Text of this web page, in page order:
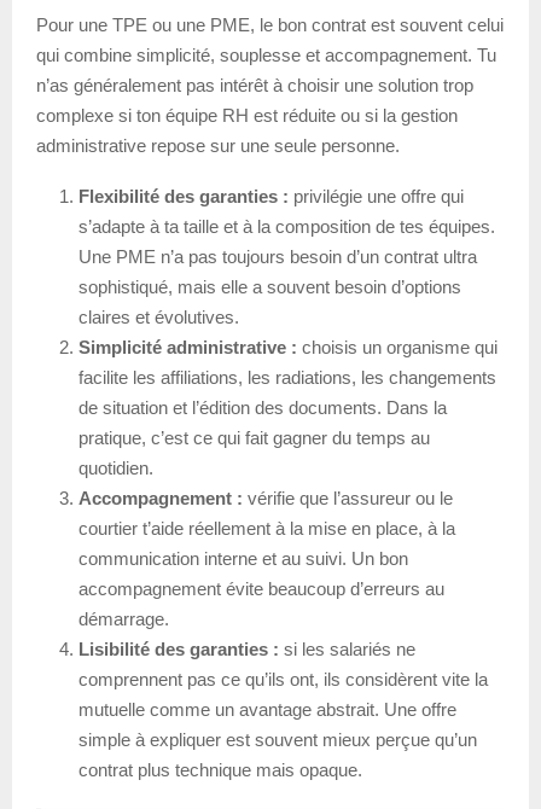
Pour une TPE ou une PME, le bon contrat est souvent celui
qui combine simplicité, souplesse et accompagnement. Tu
n’as généralement pas intérêt à choisir une solution trop
complexe si ton équipe RH est réduite ou si la gestion
administrative repose sur une seule personne.
Flexibilité des garanties : privilégie une offre qui
s’adapte à ta taille et à la composition de tes équipes.
Une PME n’a pas toujours besoin d’un contrat ultra
sophistiqué, mais elle a souvent besoin d’options
claires et évolutives.
Simplicité administrative : choisis un organisme qui
facilite les affiliations, les radiations, les changements
de situation et l’édition des documents. Dans la
pratique, c’est ce qui fait gagner du temps au
quotidien.
Accompagnement : vérifie que l’assureur ou le
courtier t’aide réellement à la mise en place, à la
communication interne et au suivi. Un bon
accompagnement évite beaucoup d’erreurs au
démarrage.
Lisibilité des garanties : si les salariés ne
comprennent pas ce qu’ils ont, ils considèrent vite la
mutuelle comme un avantage abstrait. Une offre
simple à expliquer est souvent mieux perçue qu’un
contrat plus technique mais opaque.